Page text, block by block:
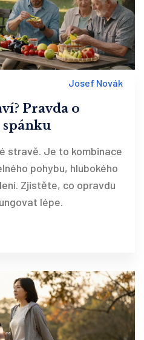
Josef Novák
Pravda o
spánku
stravě. Je to kombinace
pohybu, hlubokého
Zjistěte, co opravdu
lépe.